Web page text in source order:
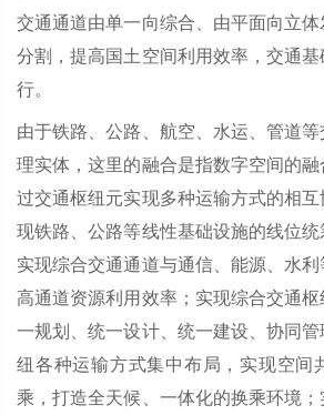
交通通道由单一向综合、由平面向立
分割，提高国土空间利用效率，交通
行。
由于铁路、公路、航空、水运、管道
理实体，这里的融合是指数字空间的
过交通枢纽元实现多种运输方式的相
现铁路、公路等线性基础设施的线位统
实现综合交通通道与通信、能源、水
高通道资源利用效率；实现综合交通
一规划、统一设计、统一建设、协同
纽各种运输方式集中布局，实现空间
乘，打造全天候、一体化的换乘环境